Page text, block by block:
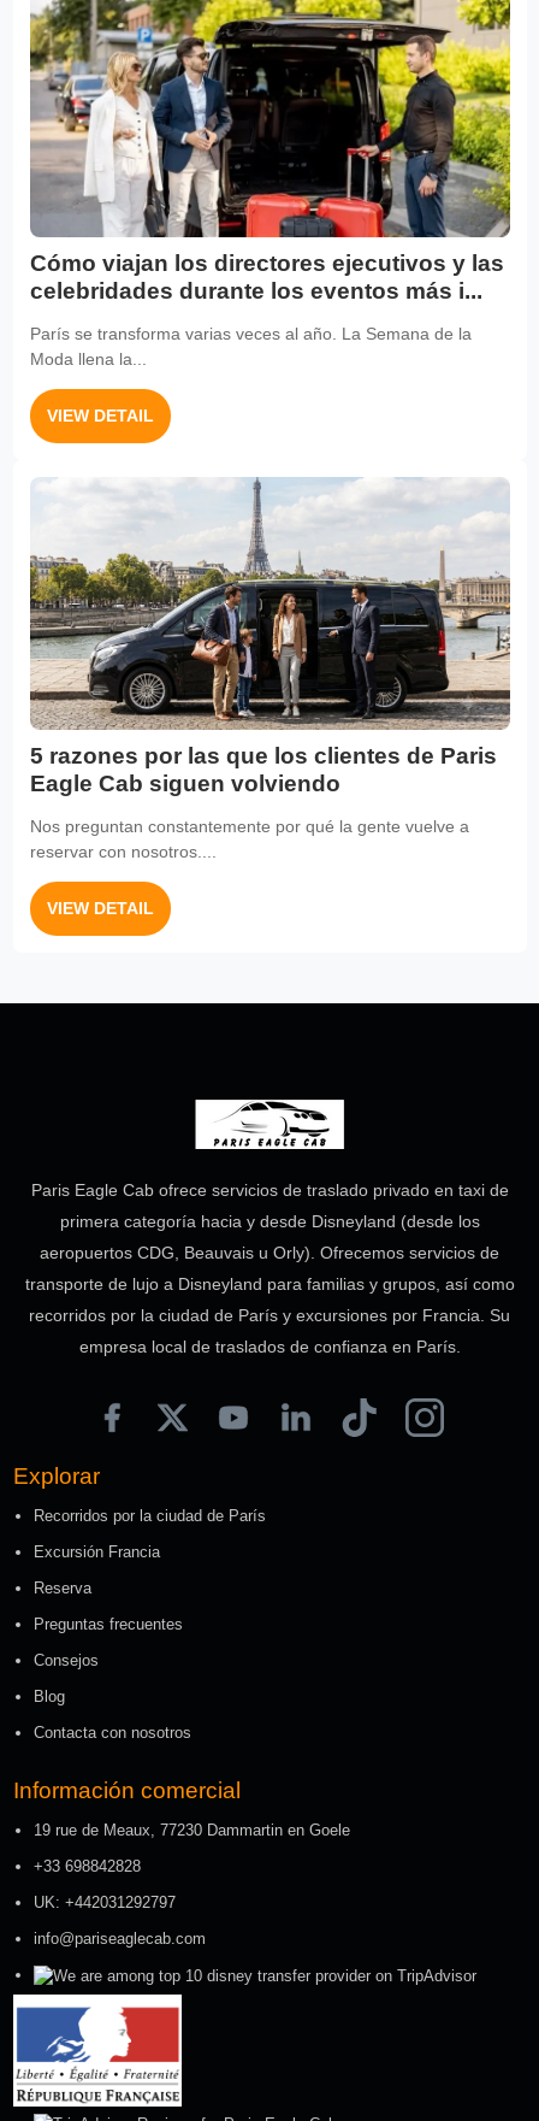
Cómo viajan los directores ejecutivos y las
celebridades durante los eventos más i...
París se transforma varias veces al año. La Semana de la
Moda llena la...
VIEW DETAIL
5 razones por las que los clientes de Paris
Eagle Cab siguen volviendo
Nos preguntan constantemente por qué la gente vuelve a
reservar con nosotros....
VIEW DETAIL
Paris Eagle Cab ofrece servicios de traslado privado en taxi de
primera categoría hacia y desde Disneyland (desde los
aeropuertos CDG, Beauvais u Orly). Ofrecemos servicios de
transporte de lujo a Disneyland para familias y grupos, así como
recorridos por la ciudad de París y excursiones por Francia. Su
empresa local de traslados de confianza en París.
Explorar
Recorridos por la ciudad de París
Excursión Francia
Reserva
Preguntas frecuentes
Consejos
Blog
Contacta con nosotros
Información comercial
19 rue de Meaux, 77230 Dammartin en Goele
+33 698842828
UK: +442031292797
info@pariseaglecab.com